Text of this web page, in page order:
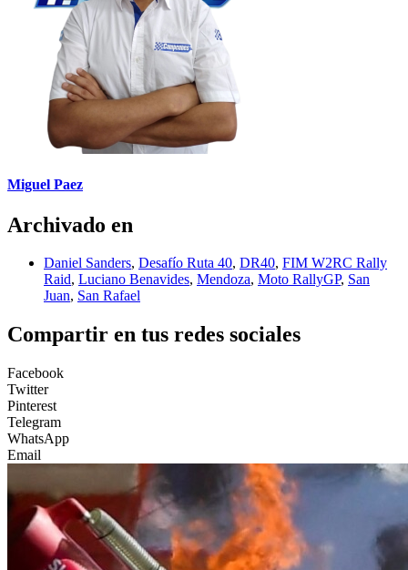
Miguel Paez
Archivado en
Daniel Sanders, Desafío Ruta 40, DR40, FIM W2RC Rally
Raid, Luciano Benavides, Mendoza, Moto RallyGP, San
Juan, San Rafael
Compartir en tus redes sociales
Facebook
Twitter
Pinterest
Telegram
WhatsApp
Email